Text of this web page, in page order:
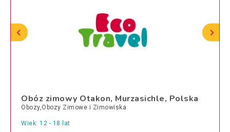
Obóz zimowy Otakon, Murzasichle, Polska
Obozy,Obozy Zimowe i Zimowiska
Wiek: 12 - 18 lat